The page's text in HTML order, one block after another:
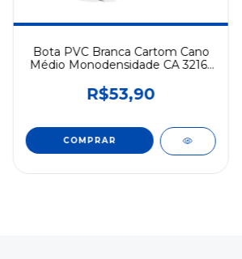
Bota PVC Branca Cartom Cano
Médio Monodensidade CA 32165
R$53,90
COMPRAR